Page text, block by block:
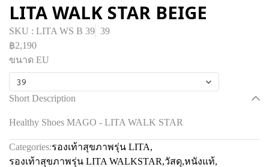
LITA WALK STAR BEIGE
SKU : LITA WS B 39 39
฿2,190
ขนาด EU
39
Short Description
Healthy Shoes MAGO - LITA WALK STAR
Categories:รองเท้าสุขภาพรุ่น LITA,
รองเท้าสุขภาพรุ่น LITA WALKSTAR,วัสดุ,หนังแท้,